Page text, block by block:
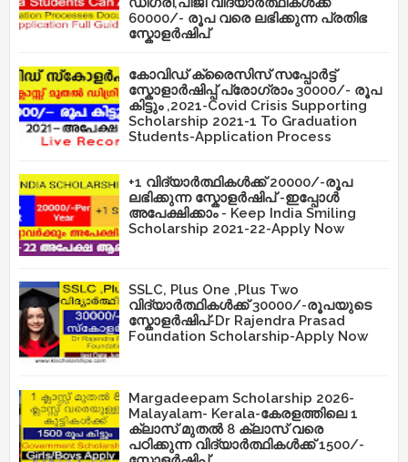
60000/- രൂപ വരെ ലഭിക്കുന്ന പ്രതിഭ
സ്കോളർഷിപ്
കോവിഡ് ക്രൈസിസ് സപ്പോർട്ട്
സ്കോളാർഷിപ്പ് പ്രോഗ്രാം 30000/- രൂപ
കിട്ടും ,2021-Covid Crisis Supporting
Scholarship 2021-1 To Graduation
Students-Application Process
+1 വിദ്യാർത്ഥികൾക്ക് 20000/-രൂപ
ലഭിക്കുന്ന സ്കോളർഷിപ് -ഇപ്പോൾ
അപേക്ഷിക്കാം - Keep India Smiling
Scholarship 2021-22-Apply Now
SSLC, Plus One ,Plus Two
വിദ്യാർത്ഥികൾക്ക് 30000/-രൂപയുടെ
സ്കോളർഷിപ്-Dr Rajendra Prasad
Foundation Scholarship-Apply Now
Margadeepam Scholarship 2026-
Malayalam- Kerala-കേരളത്തിലെ 1
ക്ലാസ് മുതൽ 8 ക്ലാസ് വരെ
പഠിക്കുന്ന വിദ്യാർത്ഥികൾക്ക് 1500/-